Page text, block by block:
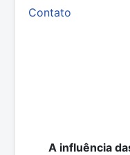
Contato
A influência